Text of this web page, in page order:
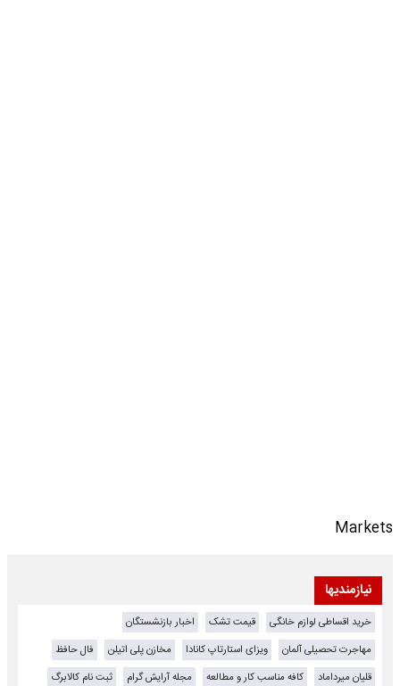
Markets
نیازمندیها
خرید اقساطی لوازم خانگی قیمت تشک
اخبار بازنشستگان
مهاجرت تحصیلی آلمان
ویزای استارتاپ کانادا مخازن پلی اتیلن
فال حافظ
قلیان میرداماد
کافه مناسب کار و مطالعه مجله آرایش گرام ثبت نام کالابرگ